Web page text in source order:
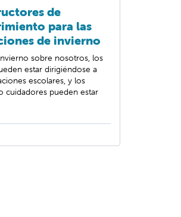
de
para las
de invierno
sobre nosotros, los
estar dirigiéndose a
escolares, y los
cuidadores pueden estar